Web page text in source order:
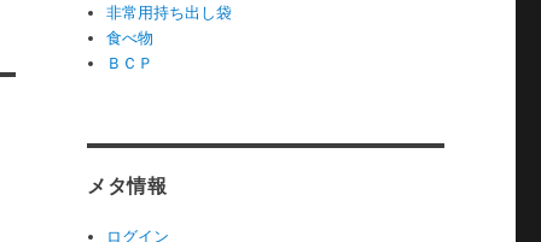
非常用持ち出し袋
食べ物
ＢＣＰ
メタ情報
ログイン